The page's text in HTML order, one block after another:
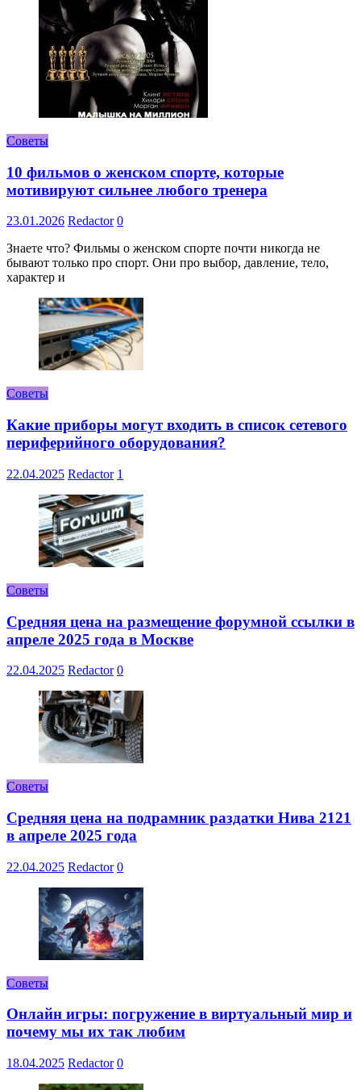
Советы
10 фильмов о женском спорте, которые
мотивируют сильнее любого тренера
23.01.2026 Redactor 0
Знаете что? Фильмы о женском спорте почти никогда не
бывают только про спорт. Они про выбор, давление, тело,
характер и
Советы
Какие приборы могут входить в список сетевого
периферийного оборудования?
22.04.2025 Redactor 1
Советы
Средняя цена на размещение форумной ссылки в
апреле 2025 года в Москве
22.04.2025 Redactor 0
Советы
Средняя цена на подрамник раздатки Нива 2121
в апреле 2025 года
22.04.2025 Redactor 0
Советы
Онлайн игры: погружение в виртуальный мир и
почему мы их так любим
18.04.2025 Redactor 0